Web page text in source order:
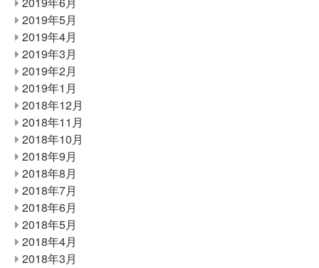
2019年5月
2019年4月
2019年3月
2019年2月
2019年1月
2018年12月
2018年11月
2018年10月
2018年9月
2018年8月
2018年7月
2018年6月
2018年5月
2018年4月
2018年3月